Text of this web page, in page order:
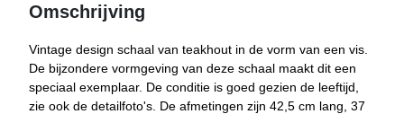
Omschrijving
Vintage design schaal van teakhout in de vorm van een vis.
De bijzondere vormgeving van deze schaal maakt dit een
speciaal exemplaar. De conditie is goed gezien de leeftijd,
zie ook de detailfoto's. De afmetingen zijn 42,5 cm lang, 37